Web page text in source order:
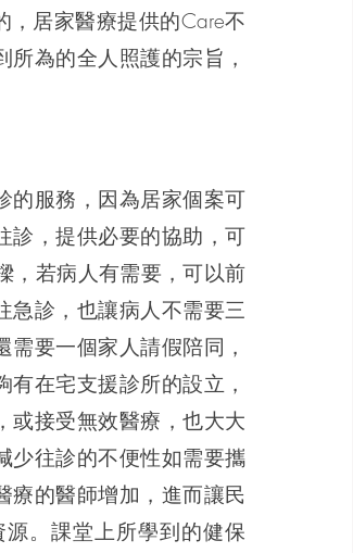
居家醫療提供的Care不
為的全人照護的宗旨，
的服務，因為居家個案可
診，提供必要的協助，可
，若病人有需要，可以前
急診，也讓病人不需要三
要一個家人請假陪同，
在宅支援診所的設立，
或接受無效醫療，也大大
少往診的不便性如需要攜
療的醫師增加，進而讓民
。課堂上所學到的健保